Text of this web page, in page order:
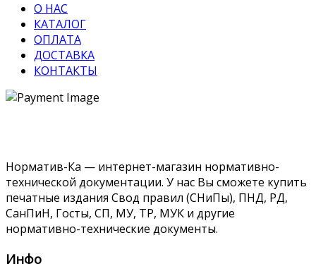
О НАС
КАТАЛОГ
ОПЛАТА
ДОСТАВКА
КОНТАКТЫ
Норматив-Ка — интернет-магазин нормативно-
технической документации. У нас Вы сможете купить
печатные издания Свод правил (СНиПы), ПНД, РД,
СанПиН, Госты, СП, МУ, ТР, МУК и другие
нормативно-технические документы.
Инфо